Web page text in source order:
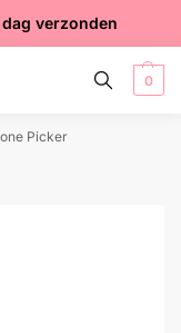
excl. btw
verzonden
0
Picker